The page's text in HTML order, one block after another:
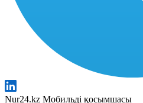
Nur24.kz Мобильді қосымшасы